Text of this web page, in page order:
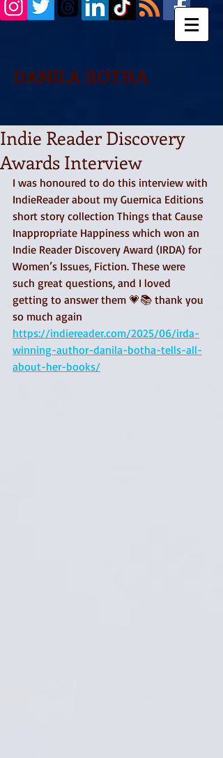
DANILA BOTHA
Indie Reader Discovery
Awards Interview
I was honoured to do this interview with
IndieReader about my Guernica Editions
short story collection Things that Cause
Inappropriate Happiness which won an
Indie Reader Discovery Award (IRDA) for
Women’s Issues, Fiction. These were
such great questions, and I loved
getting to answer them 💗📚 thank you
so much again
https://indiereader.com/2025/06/irda-
winning-author-danila-botha-tells-all-
about-her-books/